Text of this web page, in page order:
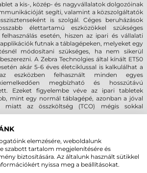
a kis-, közép- és nagyvállalatok dolgozóinak
segíti, valamint a közszolgáltatók
is szolgál. Céges beruházások
élettartamú eszközökkel szükséges
esetén, hiszen az ipari és vállalati
futnak a táblagépeken, melyeket egy
módosítani szükséges, ha nem sikerül
A Zebra Technolgies által kínált ET50
akár 5-6 éves életciklussal is kalkulálhat a
eszközben felhasznált minden egyes
megbízható és hosszútávú
Ezeket figyelembe véve az ipari tabletek
mint egy normál táblagépé, azonban a jóval
miatt az összköltség (TCO) mégis sokkal
ÚJ ADATRÖGZÍTÉS,
az Android oprációs rendszerre tervezett
köszönhetően a vállalkozások hatékonyabbá
elemzésére, weboldalunk
szabott tartalom megjelenítésére és
biztosítására. Az általunk használt sütikkel
nyissa meg a beállításokat.